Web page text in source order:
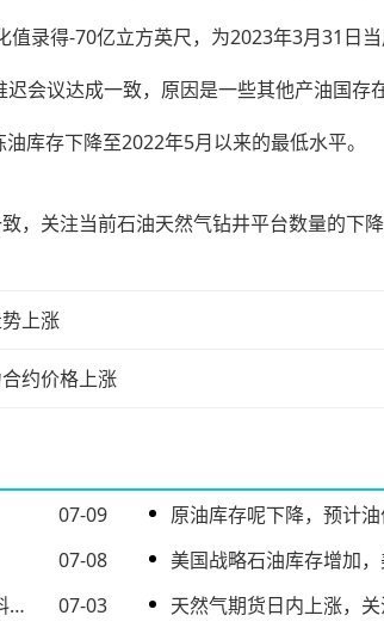
得-70亿立方英尺，为2023年3月31日当
议达成一致，原因是一些其他产油国存在
存下降至2022年5月以来的最低水平。
，关注当前石油天然气钻井平台数量的下
上涨
约价格上涨
07-09
07-08
美国API原油库存下降，期货市场出现燃料油上涨情况
07-03
原油库存呢下降，预计
美国战略石油库存增加
天然气期货日内上涨，